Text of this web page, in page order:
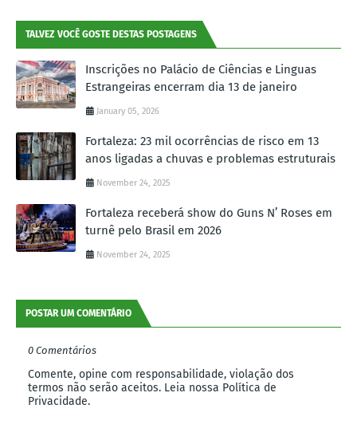
TALVEZ VOCÊ GOSTE DESTAS POSTAGENS
Inscrições no Palácio de Ciências e Linguas
Estrangeiras encerram dia 13 de janeiro
January 05, 2026
Fortaleza: 23 mil ocorrências de risco em 13
anos ligadas a chuvas e problemas estruturais
November 24, 2025
Fortaleza receberá show do Guns N’ Roses em
turnê pelo Brasil em 2026
November 24, 2025
POSTAR UM COMENTÁRIO
0 Comentários
Comente, opine com responsabilidade, violação dos
termos não serão aceitos. Leia nossa Política de
Privacidade.